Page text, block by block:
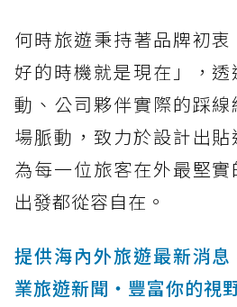
何時旅遊秉持著品牌初
好的時機就是現在」，
動、公司夥伴實際的踩
場脈動，致力於設計出
為每一位旅客在外最堅
出發都從容自在。
提供海內外旅遊最新消
業旅遊新聞‧豐富你的視